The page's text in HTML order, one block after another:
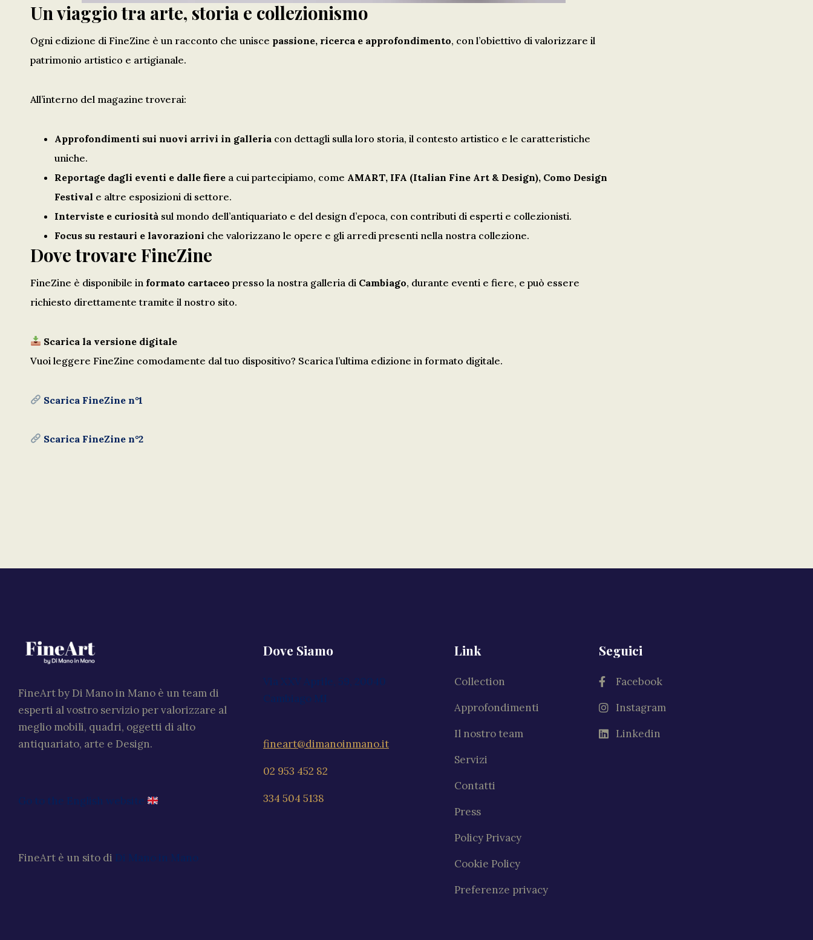
Un viaggio tra arte, storia e collezionismo
Ogni edizione di FineZine è un racconto che unisce passione, ricerca e approfondimento, con l’obiettivo di valorizzare il
patrimonio artistico e artigianale.
All’interno del magazine troverai:
Approfondimenti sui nuovi arrivi in galleria con dettagli sulla loro storia, il contesto artistico e le caratteristiche
uniche.
Reportage dagli eventi e dalle fiere a cui partecipiamo, come AMART, IFA (Italian Fine Art & Design), Como Design
Festival e altre esposizioni di settore.
Interviste e curiosità sul mondo dell’antiquariato e del design d’epoca, con contributi di esperti e collezionisti.
Focus su restauri e lavorazioni che valorizzano le opere e gli arredi presenti nella nostra collezione.
Dove trovare FineZine
FineZine è disponibile in formato cartaceo presso la nostra galleria di Cambiago, durante eventi e fiere, e può essere
richiesto direttamente tramite il nostro sito.
Scarica la versione digitale
Vuoi leggere FineZine comodamente dal tuo dispositivo? Scarica l’ultima edizione in formato digitale.
Scarica FineZine n°1
Scarica FineZine n°2
FineArt by Di Mano in Mano è un team di
esperti al vostro servizio per valorizzare al
meglio mobili, quadri, oggetti di alto
antiquariato, arte e Design.
Go to the English website
FineArt è un sito di Di Mano in Mano
Dove Siamo
Via XXV Aprile, 59, 20040
Cambiago MI
fineart@dimanoinmano.it
02 953 452 82
334 504 5138
Link
Collection
Approfondimenti
Il nostro team
Servizi
Contatti
Press
Policy Privacy
Cookie Policy
Preferenze privacy
Seguici
Facebook
Instagram
Linkedin